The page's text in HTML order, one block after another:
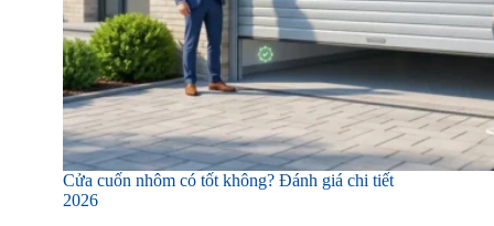
Cửa cuốn nhôm có tốt không? Đánh giá chi tiết
2026